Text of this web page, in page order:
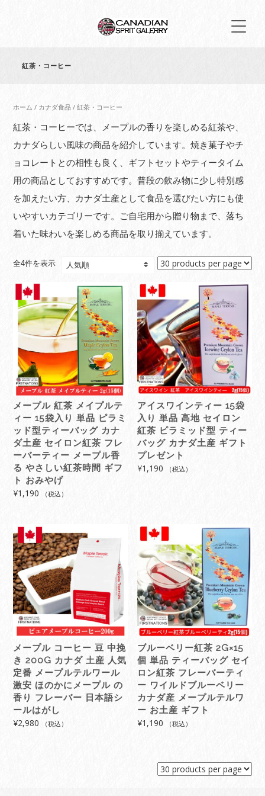
紅茶・コーヒー
ホーム / カナダ食品 / 紅茶・コーヒー
紅茶・コーヒーでは、メープルの香りを楽しめる紅茶や、
カナダらしい風味の商品を紹介しています。焼き菓子やチ
ョコレートとの相性も良く、ギフトセットやティータイム
用の商品としておすすめです。普段の飲み物に少し特別感
を加えたい方、カナダ土産として食品を選びたい方にも使
いやすいカテゴリーです。ご自宅用から贈り物まで、落ち
着いた味わいを楽しめる商品を取り揃えています。
全4件を表示人
メープル 紅茶 メイプルテ
ィー 15袋入り 単品 ピラミ
ッド型ティーバッグ カナ
ダ土産 セイロン紅茶 フレ
ーバーティー メープル香
る やさしい紅茶時間 ギフ
ト おみやげ
¥1,190 （税込）
アイスワインティー 15袋
入り 単品 高地 セイロン
紅茶 ピラミッド型 ティー
バッグ カナダ土産 ギフト
プレゼント
¥1,190 （税込）
メープル コーヒー 豆 中挽
き 200G カナダ 土産 人気
定番 メープルテルワール
激安 ほのかにメープル の
香り フレーバー 日本語シ
ールはがし
¥2,980 （税込）
ブルーベリー紅茶 2G×15
個 単品 ティーバッグ セイ
ロン紅茶 フレーバーティ
ー ワイルドブルーベリー
カナダ産 メープルテルワ
ー お土産 ギフト
¥1,190 （税込）